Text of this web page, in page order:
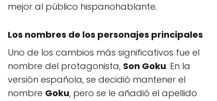
mejor al público hispanohablante.
Los nombres de los personajes principales
Uno de los cambios más significativos fue el
nombre del protagonista, Son Goku. En la
versión española, se decidió mantener el
nombre Goku, pero se le añadió el apellido